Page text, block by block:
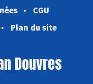
CGU
Plan du site
Douvres